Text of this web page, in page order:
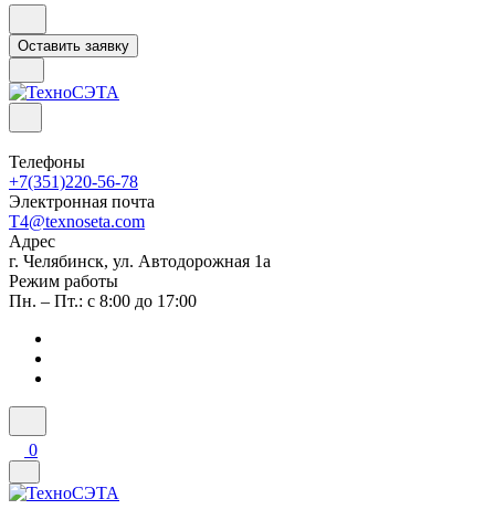
Оставить заявку
Телефоны
+7(351)220-56-78
Электронная почта
T4@texnoseta.com
Адрес
г. Челябинск, ул. Автодорожная 1а
Режим работы
Пн. – Пт.: с 8:00 до 17:00
0